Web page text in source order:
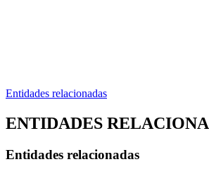
Entidades relacionadas
ENTIDADES
Entidades relacionadas